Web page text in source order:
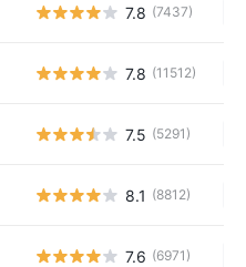
7.8 (7437)
7.8 (11512)
7.5 (5291)
8.1 (8812)
7.6 (6971)